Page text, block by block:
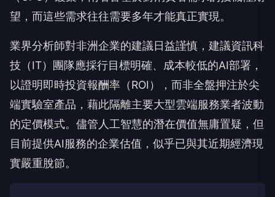
望，而這些需求往往需要多年才能真正實現。
業界分析師對非洲企業的建議日益謹慎，建議資訊科
技（IT）團隊應採行目標明確、成本較低的AI部署，
以證明即時投資報酬率（ROI），而非全盤押注於尖
端實驗室產品，藉此隔離主要大型雲端服務業者波動
的定價模式。儘管人工智慧的潛在價值無庸置疑，但
目前提供AI服務的企業估值，似乎已與其近期經濟現
實嚴重脫節。